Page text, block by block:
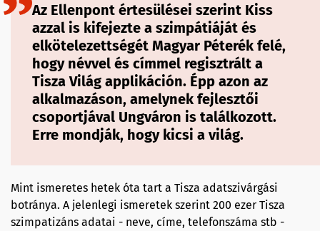
Az Ellenpont értesülései szerint Kiss
azzal is kifejezte a szimpátiáját és
elkötelezettségét Magyar Péterék felé,
hogy névvel és címmel regisztrált a
Tisza Világ applikáción. Épp azon az
alkalmazáson, amelynek fejlesztői
csoportjával Ungváron is találkozott.
Erre mondják, hogy kicsi a világ.
Mint ismeretes hetek óta tart a Tisza adatszivárgási
botránya. A jelenlegi ismeretek szerint 200 ezer Tisza
szimpatizáns adatai - neve, címe, telefonszáma stb -